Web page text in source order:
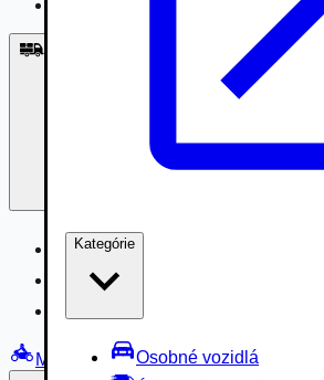
Kategórie
Osobné vozidlá
Nákladné vozidlá 3,5 - 7,5t
Nákladné vozidlá nad 7,5t
Motocykle